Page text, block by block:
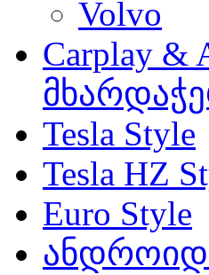
Volvo
Carplay
Tesla Style
Tesla HZ
Euro Style
ანდროიდ